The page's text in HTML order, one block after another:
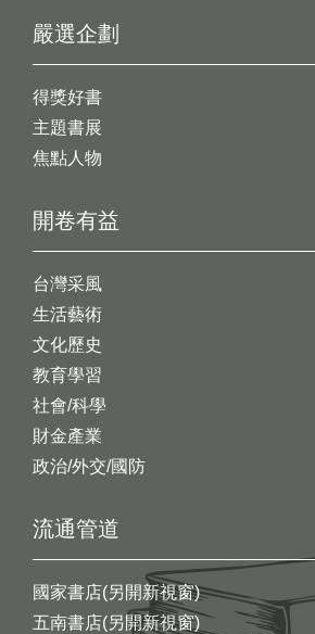
開卷有益
台灣采風
生活藝術
文化歷史
教育學習
社會/科學
財金產業
政治/外交/國防
嚴選企劃
得獎好書
主題書展
焦點人物
流通管道
國家書店(另開新視窗)
五南書店(另開新視窗)